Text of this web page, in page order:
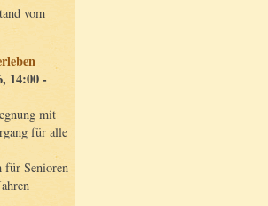
vom
14:00 -
mit
für alle
Senioren